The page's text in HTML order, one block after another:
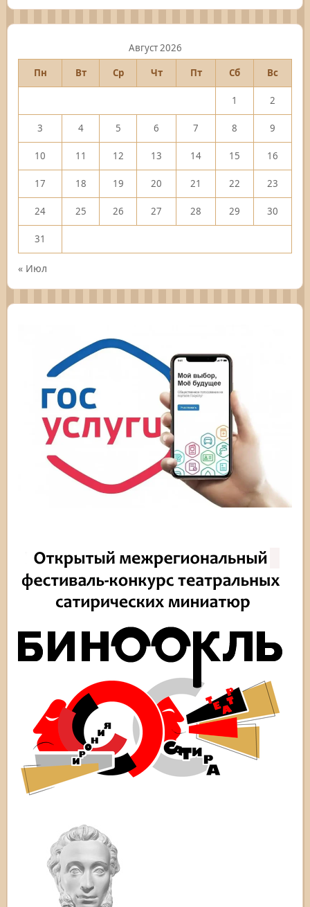
Август 2026
Пн
Вт Ср Чт Пт Сб Вс
1 2
3 4 5 6 7 8 9
10 11 12 13 14 15 16
17 18 19 20 21 22 23
24 25 26 27 28 29 30
31
« Июл